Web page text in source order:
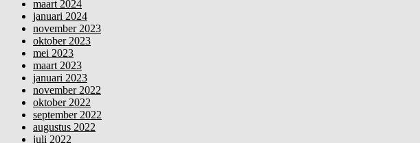
maart 2024
januari 2024
november 2023
oktober 2023
mei 2023
maart 2023
januari 2023
november 2022
oktober 2022
september 2022
augustus 2022
juli 2022